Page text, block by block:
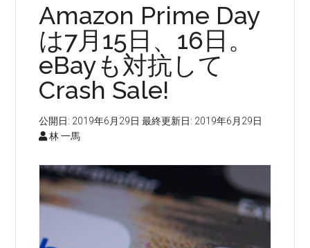
Amazon Prime Day
は7月15日、16日。
eBayも対抗して
Crash Sale!
公開日: 2019年6月29日 最終更新日: 2019年6月29日
林 一馬